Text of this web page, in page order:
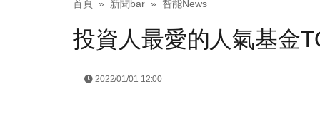
首頁 新聞bar 智能News
投資人最愛的人氣基金
2022/01/01 12:00